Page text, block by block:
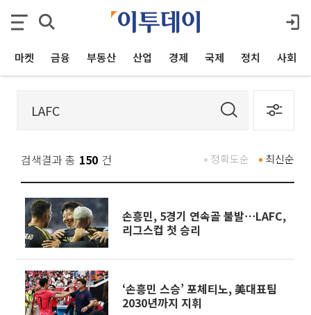
마켓 금융 부동산 산업 경제 국제 정치 사회
검색결과 총 150 건 최신순
정확도순
손흥민, 5경기 연속골 불발⋯LAFC,
리그스컵 첫 승리
‘손흥민 스승’ 포체티노, 美대표팀
2030년까지 지휘